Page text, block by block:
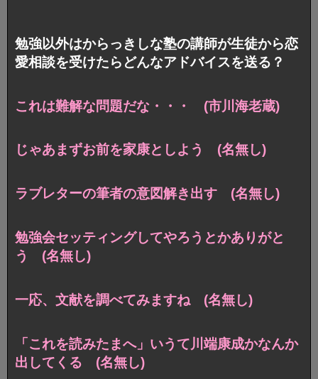
勉強以外はからっきしな塾の講師が生徒から恋
愛相談を受けたらどんなアドバイスを送る？
これは難解な問題だな・・・ (市川海老蔵)
じゃあまずお前を家康としよう (名無し)
ラブレターの筆者の意図解き出す (名無し)
勉強会セッティングしてやろうとかありがと
う (名無し)
一応、文献を調べてみますね (名無し)
「これを読みたまへ」いうて川端康成かなんか
出してくる (名無し)